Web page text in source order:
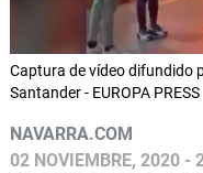
Captura de vídeo difundido
Santander - EUROPA PRESS
NAVARRA.COM
02 NOVIEMBRE, 2020 -